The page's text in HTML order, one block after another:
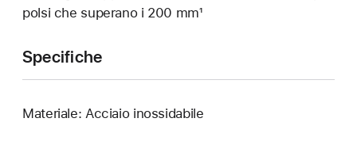
polsi che superano i 200 mm¹
Specifiche
Materiale: Acciaio inossidabile